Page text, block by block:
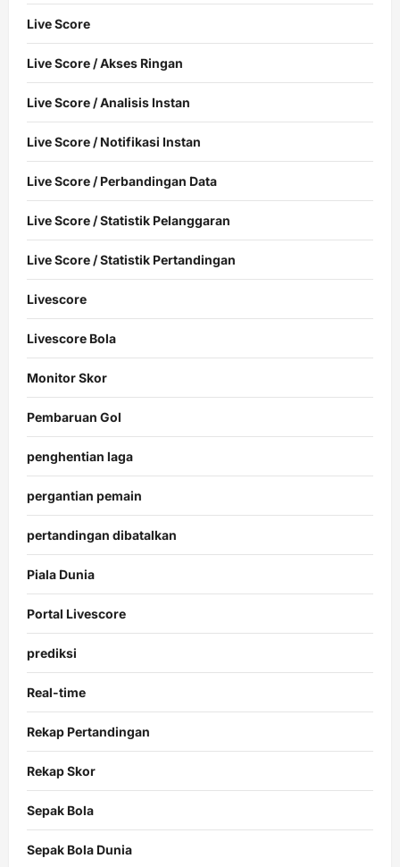
Live Score
Live Score / Akses Ringan
Live Score / Analisis Instan
Live Score / Notifikasi Instan
Live Score / Perbandingan Data
Live Score / Statistik Pelanggaran
Live Score / Statistik Pertandingan
Livescore
Livescore Bola
Monitor Skor
Pembaruan Gol
penghentian laga
pergantian pemain
pertandingan dibatalkan
Piala Dunia
Portal Livescore
prediksi
Real-time
Rekap Pertandingan
Rekap Skor
Sepak Bola
Sepak Bola Dunia